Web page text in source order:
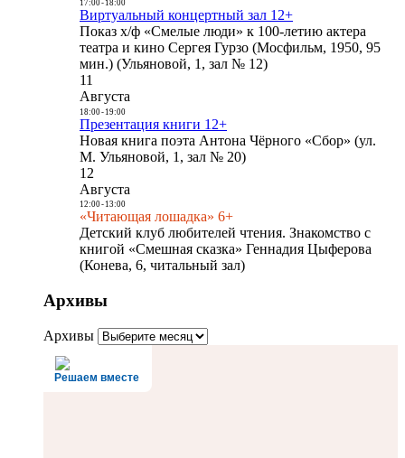
17:00- 18:00
Виртуальный концертный зал 12+
Показ х/ф «Смелые люди» к 100-летию актера
театра и кино Сергея Гурзо (Мосфильм, 1950, 95
мин.) (Ульяновой, 1, зал № 12)
11
Августа
18:00- 19:00
Презентация книги 12+
Новая книга поэта Антона Чёрного «Сбор» (ул.
М. Ульяновой, 1, зал № 20)
12
Августа
12:00- 13:00
«Читающая лошадка» 6+
Детский клуб любителей чтения. Знакомство с
книгой «Смешная сказка» Геннадия Цыферова
(Конева, 6, читальный зал)
Архивы
Архивы
Решаем вместе